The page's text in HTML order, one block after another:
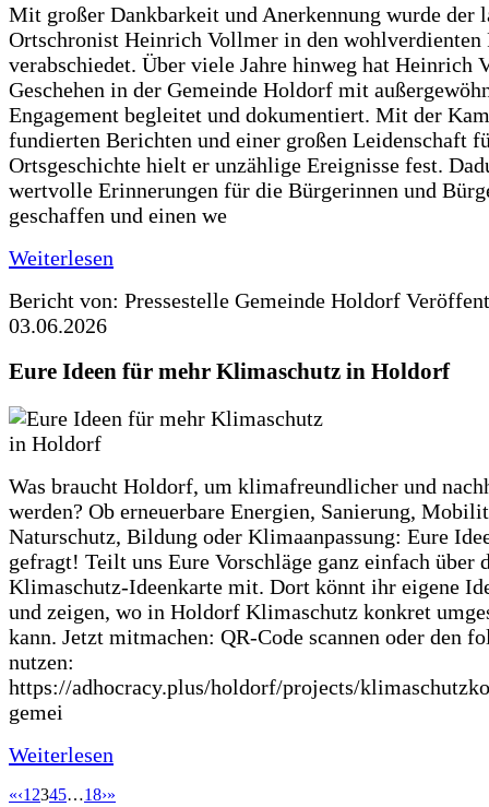
Mit großer Dankbarkeit und Anerkennung wurde der
Ortschronist Heinrich Vollmer in den wohlverdienten
verabschiedet. Über viele Jahre hinweg hat Heinrich
Geschehen in der Gemeinde Holdorf mit
Engagement begleitet und dokumentiert. Mit der
fundierten Berichten und einer großen Leidenschaft
Ortsgeschichte hielt er unzählige Ereignisse fest.
wertvolle Erinnerungen für die Bürgerinnen und
geschaffen und einen we
Weiterlesen
Bericht von: Pressestelle Gemeinde Holdorf
03.06.2026
Eure Ideen für mehr Klimaschutz in Holdorf
Was braucht Holdorf, um klimafreundlicher und
werden? Ob erneuerbare Energien, Sanierung,
Naturschutz, Bildung oder Klimaanpassung: Eure
gefragt! Teilt uns Eure Vorschläge ganz einfach über
Klimaschutz-Ideenkarte mit. Dort könnt ihr eigene
und zeigen, wo in Holdorf Klimaschutz konkret
kann. Jetzt mitmachen: QR-Code scannen oder den
nutzen:
https://adhocracy.plus/holdorf/projects/
gemei
Weiterlesen
«‹1 2345…18›»